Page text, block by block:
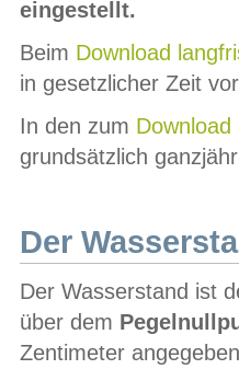
eingestellt.
Beim Download
in gesetzlicher Zeit
In den zum Download
grundsätzlich
Der
Der Wasserstand ist
über dem
Zentimeter